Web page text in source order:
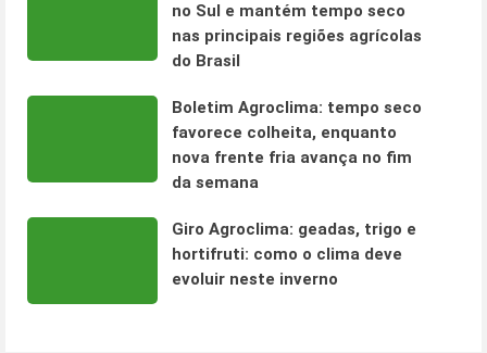
no Sul e mantém tempo seco
nas principais regiões agrícolas
do Brasil
Boletim Agroclima: tempo seco
favorece colheita, enquanto
nova frente fria avança no fim
da semana
Giro Agroclima: geadas, trigo e
hortifruti: como o clima deve
evoluir neste inverno